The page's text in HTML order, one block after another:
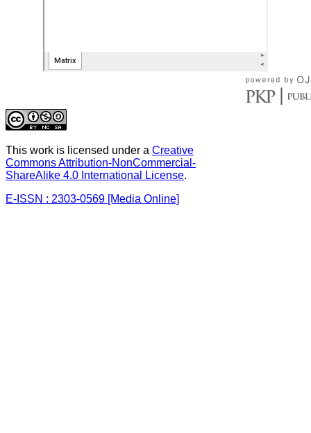
This work is licensed under a Creative
Commons Attribution-NonCommercial-
ShareAlike 4.0 International License.
E-ISSN : 2303-0569 [Media Online]